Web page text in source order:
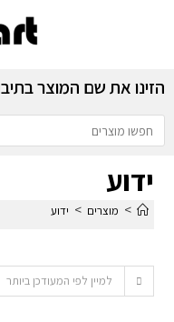
הזינו את שם המוצר
ידוע
> מוצרים > ידוע
למיין לפי המעודכן ביותר